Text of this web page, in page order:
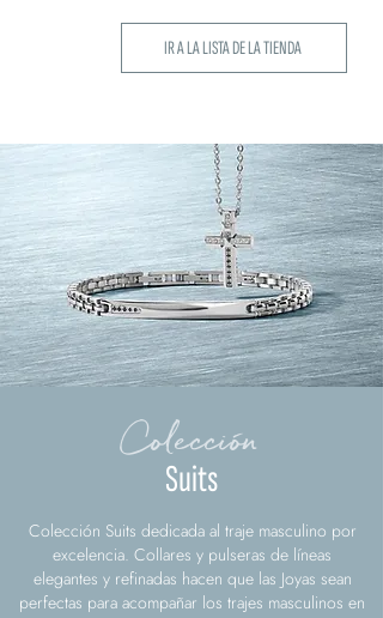
IR A LA LISTA DE LA TIENDA
Colección
Suits
Colección Suits dedicada al traje masculino por
excelencia. Collares y pulseras de líneas
elegantes y refinadas hacen que las Joyas sean
perfectas para acompañar los trajes masculinos en